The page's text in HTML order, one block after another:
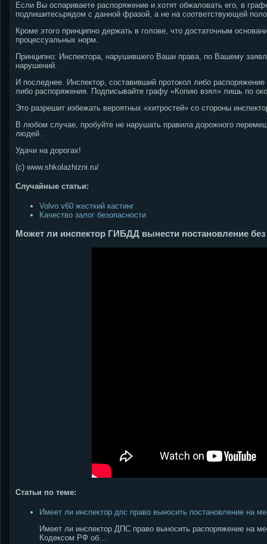
Если Вы оспариваете распоряжение и хотят обжаловать его, в
подпишитесьрядом с данной фразой, а не на соответствующей
Кроме этого принципно держать в голове, что достаточным
процессуальных норм.
Принципно: Инспектора, нарушившего Ваши права, по Вашему
нарушений.
И последнее. Инспектор, составивший протокол либо
либо распоряжения. Подписывайте графу «Копию взял» лишь по
Это разрешит избежать вероятных «хитростей» со стороны
В любом случае, пробуйте не нарушать правила дорожного
людей.
Удачи на дорогах!
(с) www.shkolazhizni.ru/
Случайные статьи:
Volvo v60 жесткий кастинг
Качество залог безопасности
Может ли инспектор ГИБДД вынести постановление без
Статьи по теме:
Имеет ли инспектор дпс право выносить постановление на
Имеет ли инспектор ДПС право выносить распоряжение на
Кодексом РФ об…